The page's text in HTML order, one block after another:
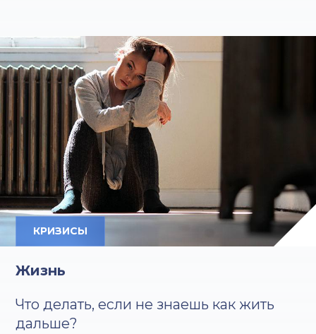
КРИЗИСЫ
Жизнь
Что делать, если не знаешь как жить
дальше?